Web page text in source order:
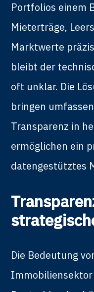
Portfolios einem
Mieterträge,
Marktwerte
bleibt der
oft unklar. Die
bringen
Transparenz in
ermöglichen ein
datengestütztes
Die Bedeutung